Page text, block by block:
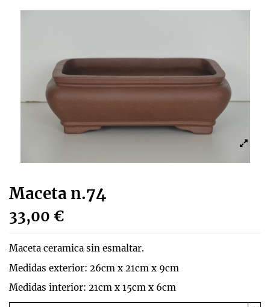
Maceta n.74
33,00 €
Maceta ceramica sin esmaltar.
Medidas exterior: 26cm x 21cm x 9cm
Medidas interior: 21cm x 15cm x 6cm